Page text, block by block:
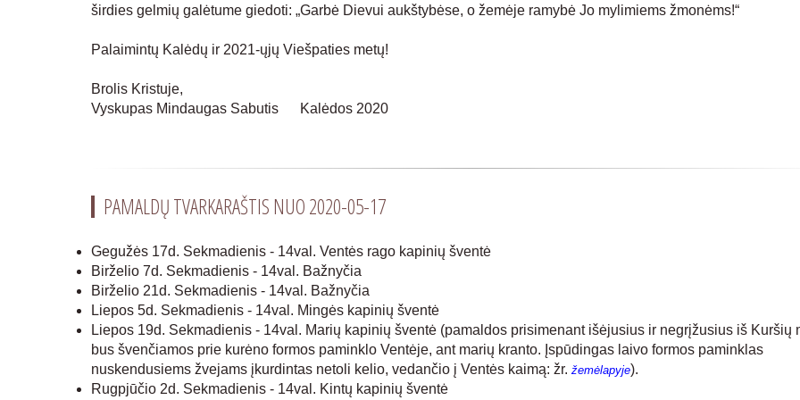
širdies gelmių galėtume giedoti: „Garbė Dievui aukštybėse, o žemėje ramybė Jo mylimiems žmonėms!“
Palaimintų Kalėdų ir 2021-ųjų Viešpaties metų!
Brolis Kristuje,
Vyskupas Mindaugas Sabutis Kalėdos 2020
PAMALDŲ TVARKARAŠTIS NUO 2020-05-17
Gegužės 17d. Sekmadienis - 14val. Ventės rago kapinių šventė
Birželio 7d. Sekmadienis - 14val. Bažnyčia
Birželio 21d. Sekmadienis - 14val. Bažnyčia
Liepos 5d. Sekmadienis - 14val. Mingės kapinių šventė
Liepos 19d. Sekmadienis - 14val. Marių kapinių šventė (pamaldos prisimenant išėjusius ir negrįžusius iš Kuršių
bus švenčiamos prie kurėno formos paminklo Ventėje, ant marių kranto. Įspūdingas laivo formos paminklas
nuskendusiems žvejams įkurdintas netoli kelio, vedančio į Ventės kaimą: žr. žemėlapyje).
Rugpjūčio 2d. Sekmadienis - 14val. Kintų kapinių šventė